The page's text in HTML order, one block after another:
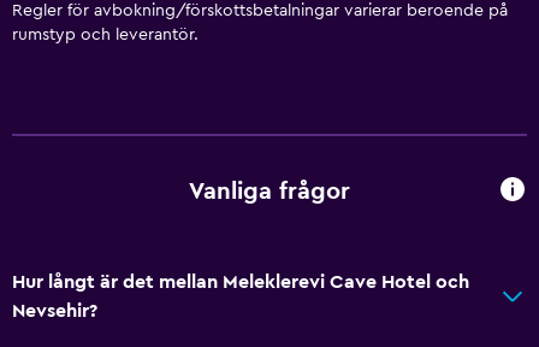
Regler för avbokning/förskottsbetalningar varierar beroende på
rumstyp och leverantör.
Vanliga frågor
Hur långt är det mellan Meleklerevi Cave Hotel och
Nevsehir?